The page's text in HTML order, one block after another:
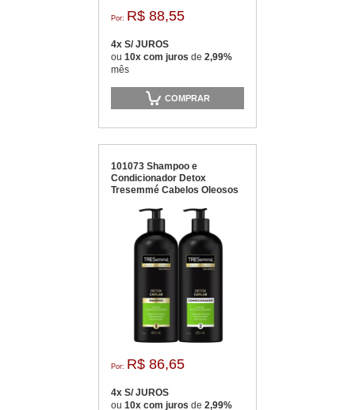
Por: R$ 88,55
4x S/ JUROS
ou 10x com juros de 2,99%
mês
COMPRAR
101073 Shampoo e
Condicionador Detox
Tresemmé Cabelos Oleosos
Por: R$ 86,65
4x S/ JUROS
ou 10x com juros de 2,99%